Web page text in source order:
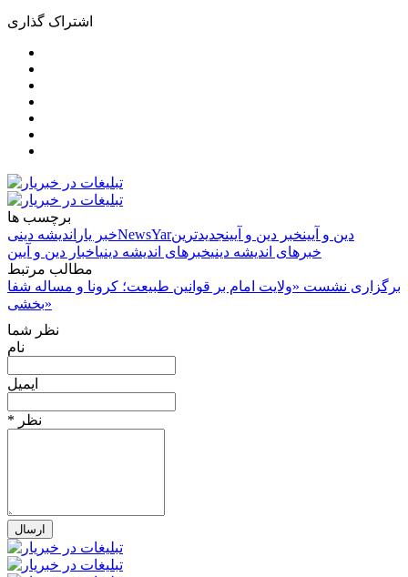
اشتراک گذاری
برچسب ها
خبر یار اندیشه دینی NewsYar دین و آیینخبر دین و آیینجدیدترین
خبرهای اندیشه دینیخبرهای اندیشه دینیاخبار دین و آیین
مطالب مرتبط
برگزاری نشست «ولایت امام بر قوانین طبیعت؛ کرونا و مساله شفا
بخشی»
نظر شما
نام
ایمیل
* نظر